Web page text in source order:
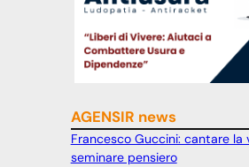
AGENSIR news
Francesco Guccini: cantare la
seminare pensiero